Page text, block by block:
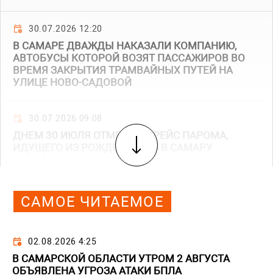
30.07.2026 12:20
В САМАРЕ ДВАЖДЫ НАКАЗАЛИ КОМПАНИЮ,
АВТОБУСЫ КОТОРОЙ ВОЗЯТ ПАССАЖИРОВ ВО
ВРЕМЯ ЗАКРЫТИЯ ТРАМВАЙНЫХ ПУТЕЙ НА
УЛИЦЕ НОВО-САДОВОЙ
30.07.2026 09:08
ДНЕМ 30 ИЮЛЯ ОТМЕНИЛИ РЕЙС ПАРОМА,
ИДУЩЕГО ИЗ РОЖДЕСТВЕНО В САМАРУ
САМОЕ ЧИТАЕМОЕ
02.08.2026 4:25
В САМАРСКОЙ ОБЛАСТИ УТРОМ 2 АВГУСТА
ОБЪЯВЛЕНА УГРОЗА АТАКИ БПЛА